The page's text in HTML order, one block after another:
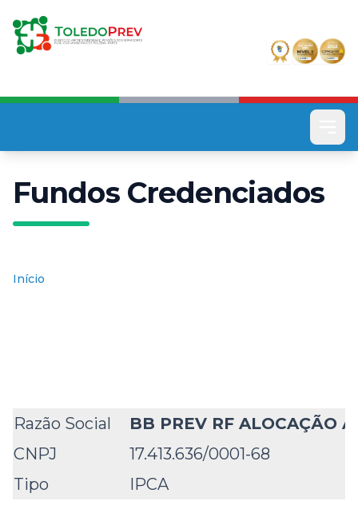
para
Fundos Credenciados
Início
Razão Social
BB PREV RF ALOCAÇÃO
CNPJ
17.413.636/0001-68
Tipo
IPCA